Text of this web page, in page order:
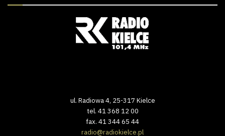
ul. Radiowa 4, 25-317 Kielce
tel. 41 368 12 00
fax. 41 344 65 44
radio@radiokielce.pl